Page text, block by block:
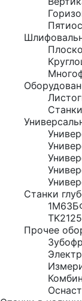
Станки
Прочее